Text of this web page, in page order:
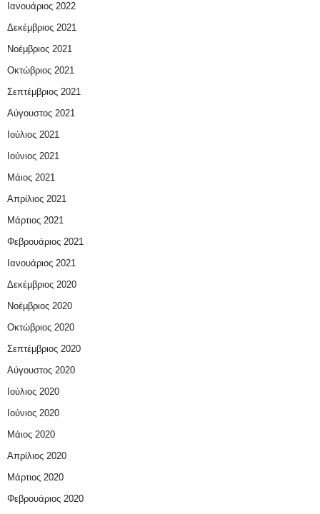
Ιανουάριος 2022
Δεκέμβριος 2021
Νοέμβριος 2021
Οκτώβριος 2021
Σεπτέμβριος 2021
Αύγουστος 2021
Ιούλιος 2021
Ιούνιος 2021
Μάιος 2021
Απρίλιος 2021
Μάρτιος 2021
Φεβρουάριος 2021
Ιανουάριος 2021
Δεκέμβριος 2020
Νοέμβριος 2020
Οκτώβριος 2020
Σεπτέμβριος 2020
Αύγουστος 2020
Ιούλιος 2020
Ιούνιος 2020
Μάιος 2020
Απρίλιος 2020
Μάρτιος 2020
Φεβρουάριος 2020